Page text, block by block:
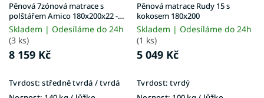
Pěnová 7zónová matrace s
polštářem Amico 180x200x22 -
potah Silver
Skladem | Odesíláme do 24h
(3 ks)
8 159 Kč
Tvrdost: středně tvrdá / tvrdá
Pěnová matrace Rudy 15 s
kokosem 180x200
Skladem | Odesíláme do 24h
(1 ks)
5 049 Kč
Tvrdost: tvrdý